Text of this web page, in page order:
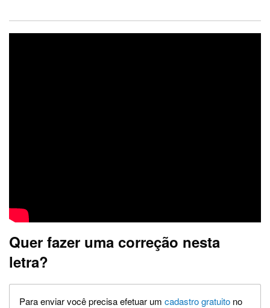
Quer fazer uma correção nesta
letra?
Para enviar você precisa efetuar um cadastro gratuito no